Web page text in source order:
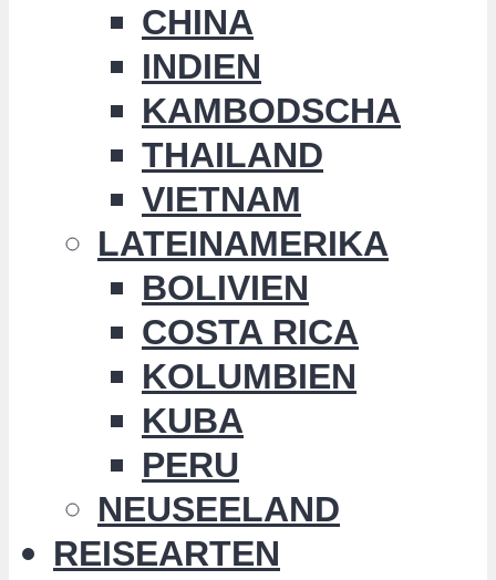
CHINA
INDIEN
KAMBODSCHA
THAILAND
VIETNAM
LATEINAMERIKA
BOLIVIEN
COSTA RICA
KOLUMBIEN
KUBA
PERU
NEUSEELAND
REISEARTEN